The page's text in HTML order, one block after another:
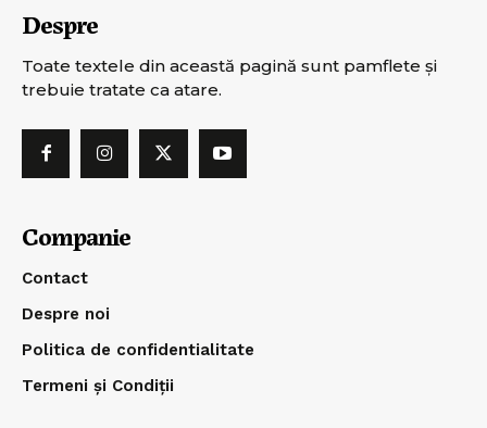
Despre
Toate textele din această pagină sunt pamflete şi
trebuie tratate ca atare.
Companie
Contact
Despre noi
Politica de confidentialitate
Termeni și Condiții